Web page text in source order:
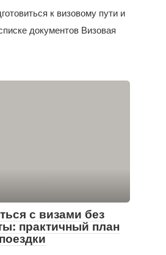
к визовому пути и
документов Визовая
с визами без
практичный план